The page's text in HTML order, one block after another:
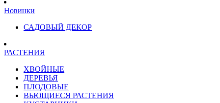
Новинки
САДОВЫЙ ДЕКОР
РАСТЕНИЯ
ХВОЙНЫЕ
ДЕРЕВЬЯ
ПЛОДОВЫЕ
ВЬЮЩИЕСЯ РАСТЕНИЯ